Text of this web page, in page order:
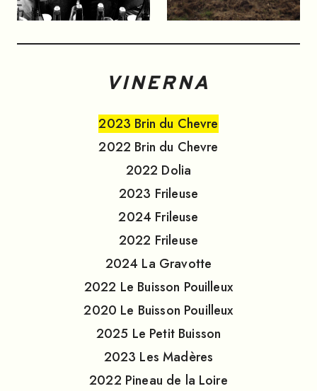
VINERNA
2023 Brin du Chevre
2022 Brin du Chevre
2022 Dolia
2023 Frileuse
2024 Frileuse
2022 Frileuse
2024 La Gravotte
2022 Le Buisson Pouilleux
2020 Le Buisson Pouilleux
2025 Le Petit Buisson
2023 Les Madères
2022 Pineau de la Loire